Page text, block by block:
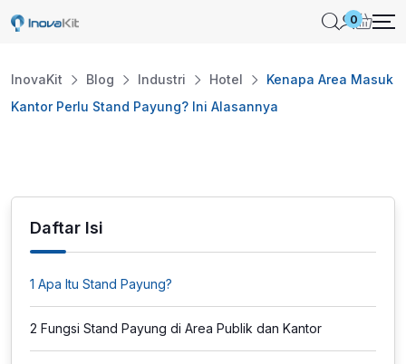
Skip
0
InovaKit Blog Industri Hotel
Kenapa Area Masuk
Kantor Perlu Stand Payung? Ini Alasannya
Daftar Isi
1 Apa Itu Stand Payung?
2 Fungsi Stand Payung di Area Publik dan Kantor